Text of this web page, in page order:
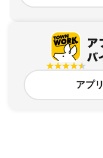
アプ